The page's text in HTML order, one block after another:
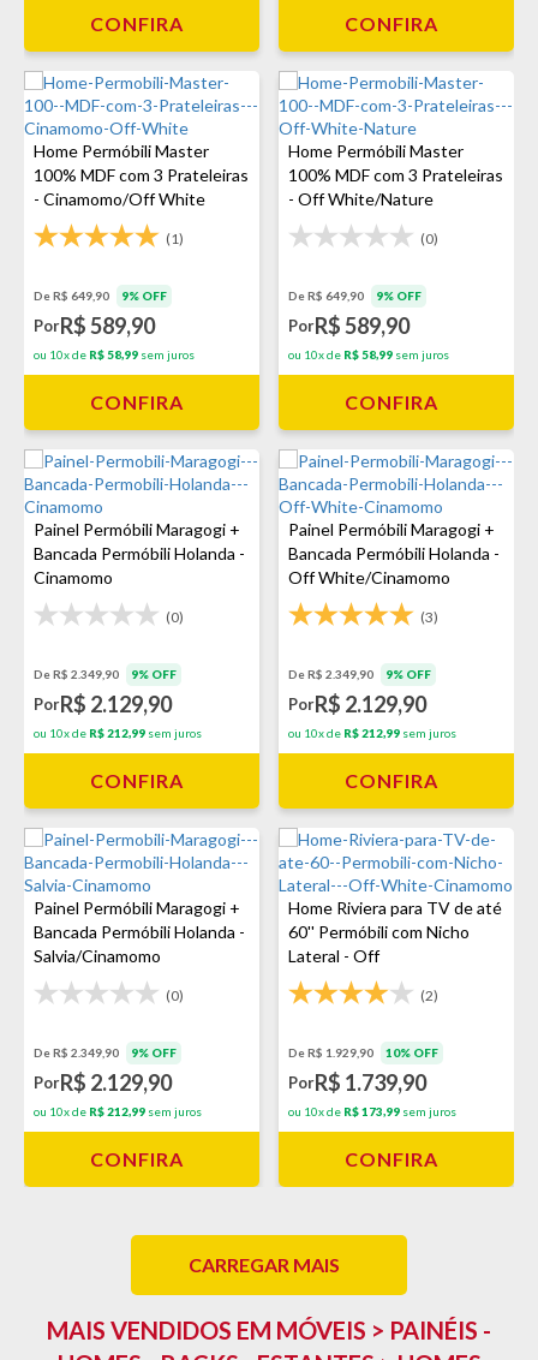
CONFIRA CONFIRA
Home Permóbili Master
100% MDF com 3 Prateleiras
- Cinamomo/Off White
(1)
De R$ 649,90 9% OFF
PorR$ 589,90
ou 10x de R$ 58,99 sem juros
CONFIRA
Home Permóbili Master
100% MDF com 3 Prateleiras
- Off White/Nature
(0)
De R$ 649,90 9% OFF
PorR$ 589,90
ou 10x de R$ 58,99 sem juros
CONFIRA
Painel Permóbili Maragogi +
Bancada Permóbili Holanda -
Cinamomo
(0)
De R$ 2.349,90 9% OFF
PorR$ 2.129,90
ou 10x de R$ 212,99 sem juros
CONFIRA
Painel Permóbili Maragogi +
Bancada Permóbili Holanda -
Off White/Cinamomo
(3)
De R$ 2.349,90 9% OFF
PorR$ 2.129,90
ou 10x de R$ 212,99 sem juros
CONFIRA
Painel Permóbili Maragogi +
Bancada Permóbili Holanda -
Salvia/Cinamomo
(0)
De R$ 2.349,90 9% OFF
PorR$ 2.129,90
ou 10x de R$ 212,99 sem juros
CONFIRA
Home Riviera para TV de até
60'' Permóbili com Nicho
Lateral - Off
White/Cinamomo
(2)
De R$ 1.929,90 10% OFF
PorR$ 1.739,90
ou 10x de R$ 173,99 sem juros
CONFIRA
CARREGAR MAIS
MAIS VENDIDOS EM MÓVEIS > PAINÉIS -